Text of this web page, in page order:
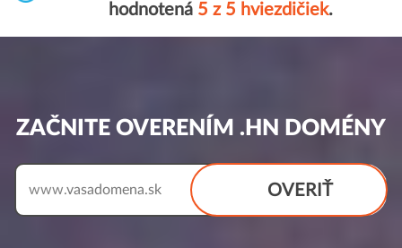
hodnotená 5 z 5 hviezdičiek.
ZAČNITE OVERENÍM .HN DOMÉNY
OVERIŤ
www.